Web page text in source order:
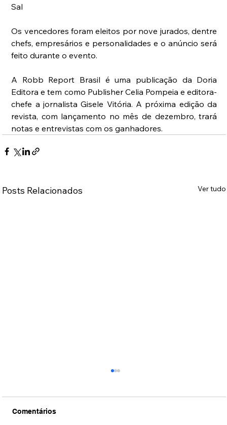
Sal
Os vencedores foram eleitos por nove jurados, dentre
chefs, empresários e personalidades e o anúncio será
feito durante o evento.
A Robb Report Brasil é uma publicação da Doria
Editora e tem como Publisher Celia Pompeia e editora-
chefe a jornalista Gisele Vitória. A próxima edição da
revista, com lançamento no mês de dezembro, trará
notas e entrevistas com os ganhadores.
Posts Relacionados Ver tudo
Comentários